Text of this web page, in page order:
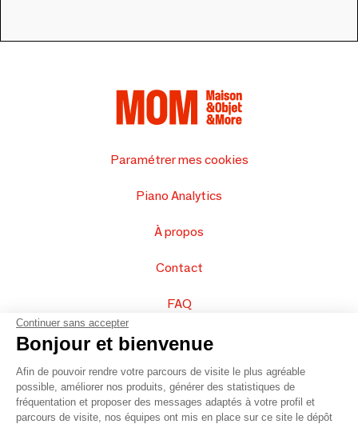
Paramétrer mes cookies
Piano Analytics
À propos
Contact
FAQ
Vendez vos produits
Plan du site
Continuer sans accepter
Bonjour et bienvenue
Afin de pouvoir rendre votre parcours de visite le plus agréable
possible, améliorer nos produits, générer des statistiques de
fréquentation et proposer des messages adaptés à votre profil et
parcours de visite, nos équipes ont mis en place sur ce site le dépôt